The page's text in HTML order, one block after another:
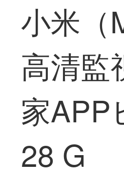
小米（
高清監
家APP
28 G